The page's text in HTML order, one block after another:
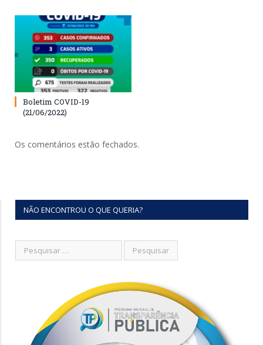
Boletim COVID-19
(21/06/2022)
Os comentários estão fechados.
NÃO ENCONTROU O QUE QUERIA?